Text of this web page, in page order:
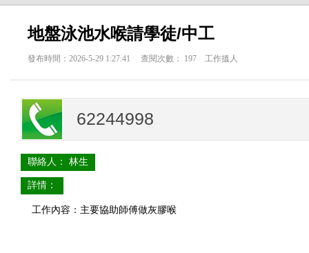
地盤泳池水喉請學徒/中工
發布時間：2026-5-29 1:27:41 查閱次數： 197 工作搵人
62244998
聯絡人： 林生
詳情：
工作內容：主要協助師傅做灰膠喉